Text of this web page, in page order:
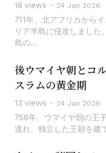
18 views 24 Jan 2026
711年、北アフリカから
リア半島に侵攻しました
島の...
後ウマイヤ朝とコ
スラムの黄金期
13 views 24 Jan 2026
756年、ウマイヤ朝の王
逃れ、独立した王朝を建